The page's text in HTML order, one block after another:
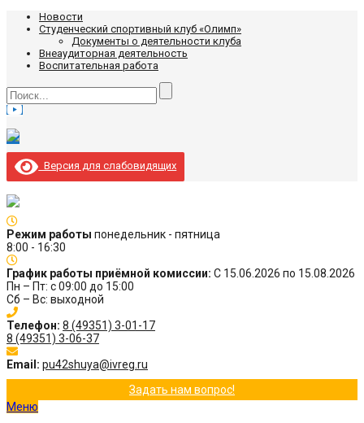
Новости
Студенческий спортивный клуб «Олимп»
Документы о деятельности клуба
Внеаудиторная деятельность
Воспитательная работа
Версия для слабовидящих
Режим работы понедельник - пятница
8:00 - 16:30
График работы приёмной комиссии: С 15.06.2026 по 15.08.2026
Пн – Пт: с 09:00 до 15:00
Сб – Вс: выходной
Телефон: 8 (49351) 3-01-17
8 (49351) 3-06-37
Email: pu42shuya@ivreg.ru
Задать нам вопрос!
Меню